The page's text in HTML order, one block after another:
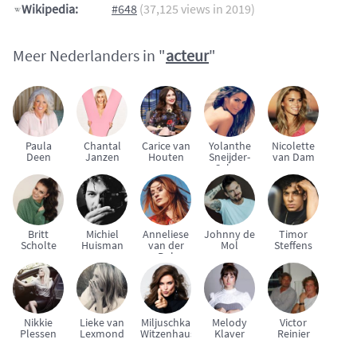
Wikipedia:
#648 (37,125 views in 2019)
Meer Nederlanders in "acteur"
Paula
Deen
Chantal
Janzen
Carice van
Houten
Yolanthe
Sneijder-
Cabau
Nicolette
van Dam
Britt
Scholte
Michiel
Huisman
Anneliese
van der
Pol
Johnny de
Mol
Timor
Steffens
Nikkie
Plessen
Lieke van
Lexmond
Miljuschka
Witzenhausen
Melody
Klaver
Victor
Reinier